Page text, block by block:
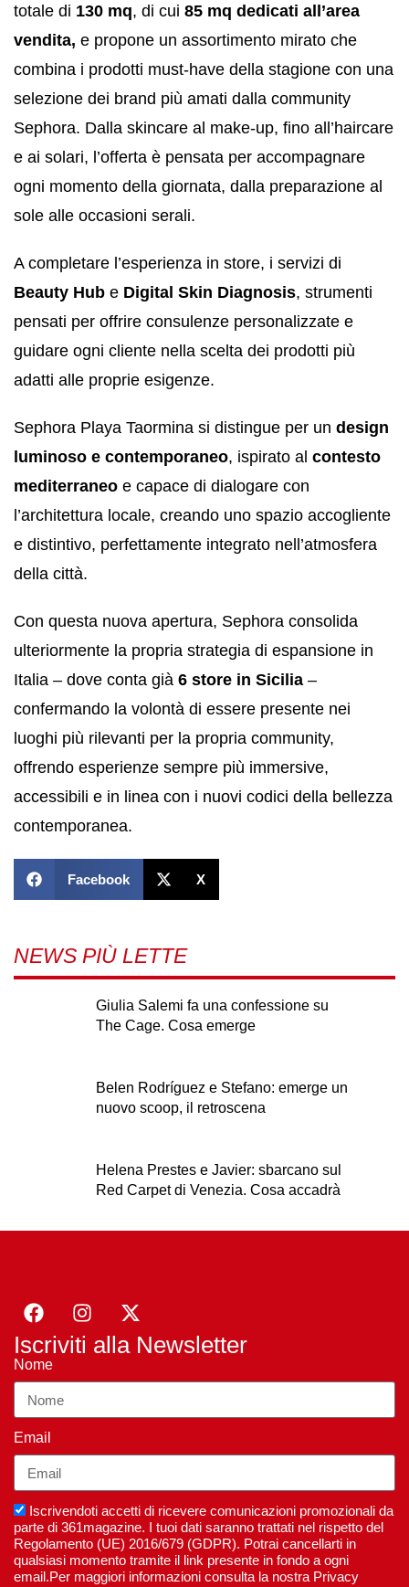
totale di 130 mq, di cui 85 mq dedicati all’area
vendita, e propone un assortimento mirato che
combina i prodotti must-have della stagione con una
selezione dei brand più amati dalla community
Sephora. Dalla skincare al make-up, fino all’haircare
e ai solari, l’offerta è pensata per accompagnare
ogni momento della giornata, dalla preparazione al
sole alle occasioni serali.
A completare l’esperienza in store, i servizi di
Beauty Hub e Digital Skin Diagnosis, strumenti
pensati per offrire consulenze personalizzate e
guidare ogni cliente nella scelta dei prodotti più
adatti alle proprie esigenze.
Sephora Playa Taormina si distingue per un design
luminoso e contemporaneo, ispirato al contesto
mediterraneo e capace di dialogare con
l’architettura locale, creando uno spazio accogliente
e distintivo, perfettamente integrato nell’atmosfera
della città.
Con questa nuova apertura, Sephora consolida
ulteriormente la propria strategia di espansione in
Italia – dove conta già 6 store in Sicilia –
confermando la volontà di essere presente nei
luoghi più rilevanti per la propria community,
offrendo esperienze sempre più immersive,
accessibili e in linea con i nuovi codici della bellezza
contemporanea.
Facebook X
NEWS PIÙ LETTE
Giulia Salemi fa una confessione su
The Cage. Cosa emerge
Belen Rodríguez e Stefano: emerge un
nuovo scoop, il retroscena
Helena Prestes e Javier: sbarcano sul
Red Carpet di Venezia. Cosa accadrà
Iscriviti alla Newsletter
Nome
Email
Iscrivendoti accetti di ricevere comunicazioni promozionali da
parte di 361magazine. I tuoi dati saranno trattati nel rispetto del
Regolamento (UE) 2016/679 (GDPR). Potrai cancellarti in
qualsiasi momento tramite il link presente in fondo a ogni
email.Per maggiori informazioni consulta la nostra Privacy